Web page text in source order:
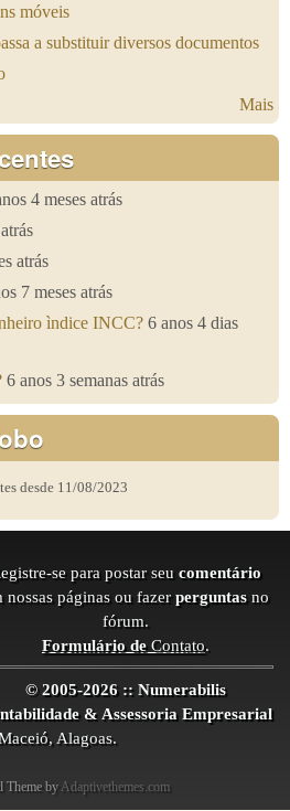
móveis
a substituir diversos documentos
Mais
4 meses atrás
atrás
7 meses atrás
ìndice INCC? 6 anos 4 dias
6 anos 3 semanas atrás
desde 11/08/2023
se para postar seu comentário
nossas páginas ou fazer perguntas no
fórum.
Formulário deContato.
© 2005-2026 :: Numerabilis
& Assessoria Empresarial
Alagoas.
Theme by Adaptivethemes.com